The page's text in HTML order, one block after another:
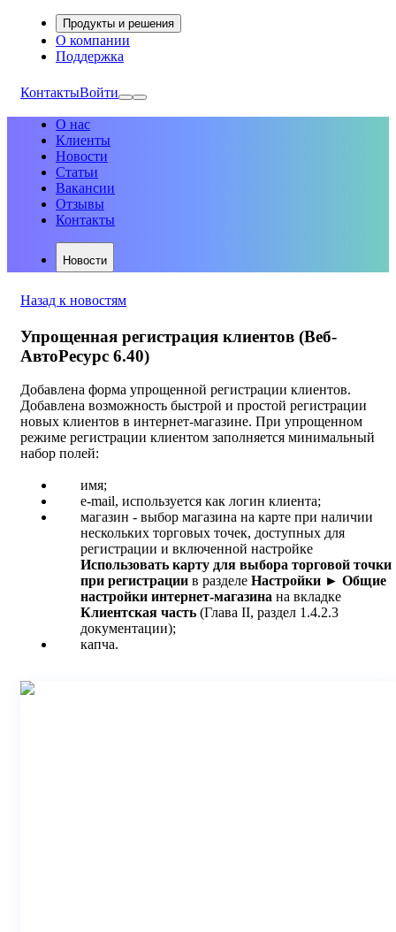
Продукты и решения
О компании
Поддержка
КонтактыВойти
О нас
Клиенты
Новости
Статьи
Вакансии
Отзывы
Контакты
Новости
Назад к новостям
Упрощенная регистрация клиентов (Веб-
АвтоРесурс 6.40)
Добавлена форма упрощенной регистрации клиентов.
Добавлена возможность быстрой и простой регистрации
новых клиентов в интернет-магазине. При упрощенном
режиме регистрации клиентом заполняется минимальный
набор полей:
имя;
e-mail, используется как логин клиента;
магазин - выбор магазина на карте при наличии
нескольких торговых точек, доступных для
регистрации и включенной настройке
Использовать карту для выбора торговой точки
при регистрации в разделе Настройки ► Общие
настройки интернет-магазина на вкладке
Клиентская часть (Глава II, раздел 1.4.2.3
документации);
капча.